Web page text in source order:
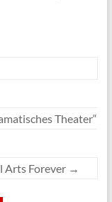
Theater“
Arts Forever →